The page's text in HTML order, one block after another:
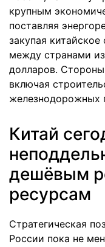
крупным
поставляя
закупая
между странами
долларов.
включая
железнодорожных
Китай
дешёвым
ресурсам
Стратегическая
России пока не